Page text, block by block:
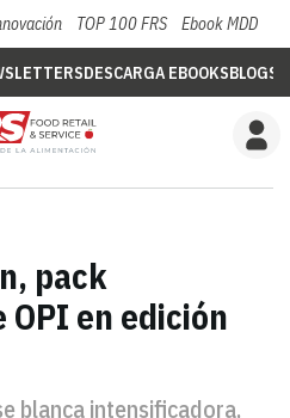
TOP 100 FRS Ebook MDD
DESCARGA EBOOKSBLOGS
pack
en edición
blanca intensificadora,